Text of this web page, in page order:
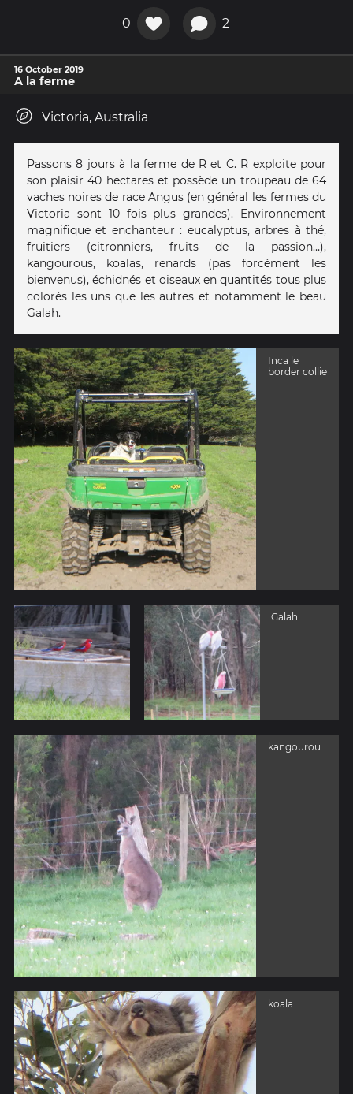
0 2
16 October 2019
A la ferme
Victoria, Australia
Passons 8 jours à la ferme de R et C. R exploite pour
son plaisir 40 hectares et possède un troupeau de 64
vaches noires de race Angus (en général les fermes du
Victoria sont 10 fois plus grandes). Environnement
magnifique et enchanteur : eucalyptus, arbres à thé,
fruitiers (citronniers, fruits de la passion…),
kangourous, koalas, renards (pas forcément les
bienvenus), échidnés et oiseaux en quantités tous plus
colorés les uns que les autres et notamment le beau
Galah.
Inca le
border collie
Galah
kangourou
koala